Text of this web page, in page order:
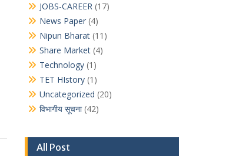
JOBS-CAREER(17)
News Paper(4)
Nipun Bharat(11)
Share Market(4)
Technology(1)
TET HIstory(1)
Uncategorized (20)
विभागीय सूचना(42)
All Post